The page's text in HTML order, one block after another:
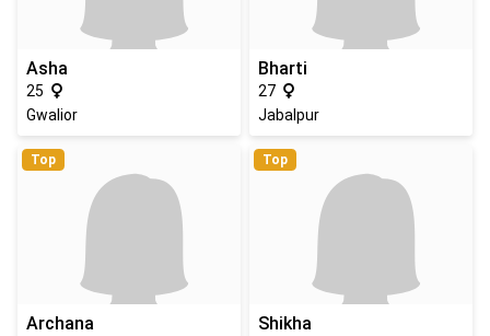
Asha
25
Gwalior
Bharti
27
Jabalpur
Top
Archana
Top
Shikha